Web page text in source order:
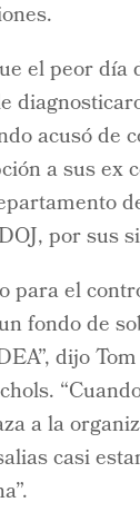
el peor día
acusó de
a sus ex
por sus
para el
fondo de
dijo
a la
casi